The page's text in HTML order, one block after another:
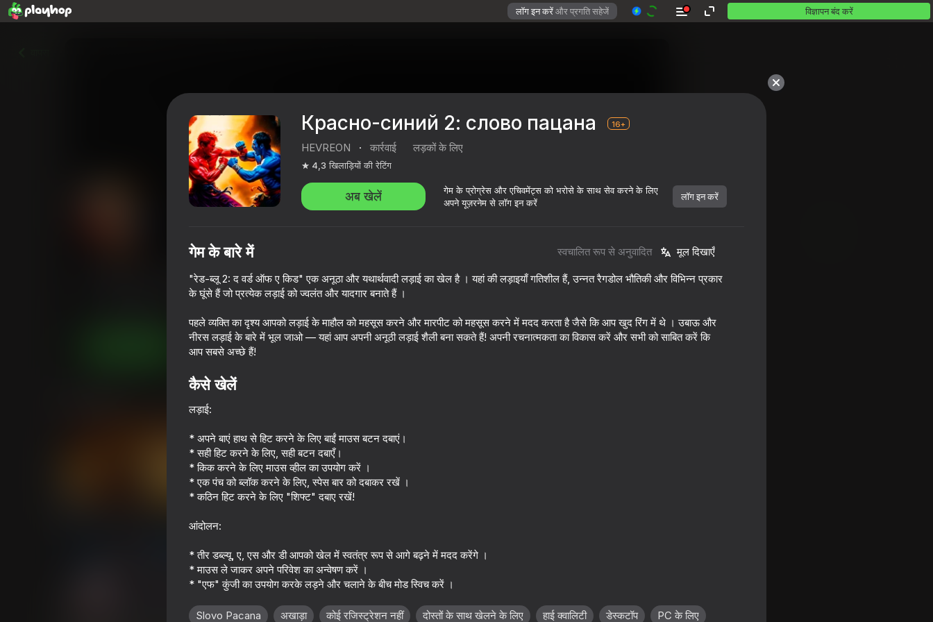
लॉग इन करेंऔर प्रगति सहेजें विज्ञापन बंद करें
Красно-синий 2: слово пацана
16+
HEVREON
16+ 64 16+
62 59 55
Красно-синий 2: слово пацана 16+
HEVREON · कार्रवाई लड़कों के लिए
4,3 खिलाड़ियों की रेटिंग
अब खेलें
गेम के प्रोग्रेस और एचिवमेंट्स को भरोसे के साथ सेव करने के लिए
अपने यूज़रनेम से लॉग इन करें
लॉग इन करें
गेम के बारे में स्वचालित रूप से अनुवादित मूल दिखाएँ
"रेड-ब्लू 2: द वर्ड ऑफ ए किड" एक अनूठा और यथार्थवादी लड़ाई का खेल है । यहां की लड़ाइयाँ गतिशील हैं, उन्नत रैगडोल भौतिकी और विभिन्न प्रकार
के घूंसे हैं जो प्रत्येक लड़ाई को ज्वलंत और यादगार बनाते हैं ।
पहले व्यक्ति का दृश्य आपको लड़ाई के माहौल को महसूस करने और मारपीट को महसूस करने में मदद करता है जैसे कि आप खुद रिंग में थे । उबाऊ और
नीरस लड़ाई के बारे में भूल जाओ — यहां आप अपनी अनूठी लड़ाई शैली बना सकते हैं! अपनी रचनात्मकता का विकास करें और सभी को साबित करें कि
आप सबसे अच्छे हैं!
कैसे खेलें
लड़ाई:
* अपने बाएं हाथ से हिट करने के लिए बाईं माउस बटन दबाएं।
* सही हिट करने के लिए, सही बटन दबाएँ।
* किक करने के लिए माउस व्हील का उपयोग करें ।
* एक पंच को ब्लॉक करने के लिए, स्पेस बार को दबाकर रखें ।
* कठिन हिट करने के लिए "शिफ्ट" दबाए रखें!
आंदोलन:
* तीर डब्ल्यू, ए, एस और डी आपको खेल में स्वतंत्र रूप से आगे बढ़ने में मदद करेंगे ।
* माउस ले जाकर अपने परिवेश का अन्वेषण करें ।
* "एफ" कुंजी का उपयोग करके लड़ने और चलाने के बीच मोड स्विच करें ।
Slovo Pacana अखाड़ा कोई रजिस्ट्रेशन नहीं दोस्तों के साथ खेलने के लिए हाई क्वालिटी डेस्कटॉप PC के लिए